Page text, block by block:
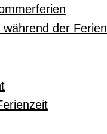
der Ferien